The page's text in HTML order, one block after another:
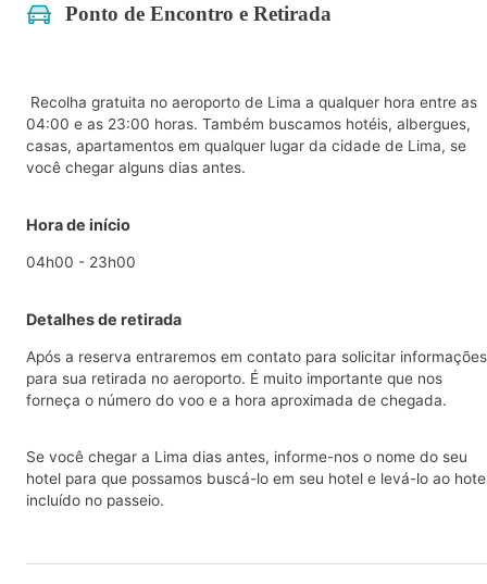
Ponto de Encontro e Retirada
Recolha gratuita no aeroporto de Lima a qualquer hora entre as
04:00 e as 23:00 horas. Também buscamos hotéis, albergues,
casas, apartamentos em qualquer lugar da cidade de Lima, se
você chegar alguns dias antes.
Hora de início
04h00 - 23h00
Detalhes de retirada
Após a reserva entraremos em contato para solicitar informações
para sua retirada no aeroporto. É muito importante que nos
forneça o número do voo e a hora aproximada de chegada.
Se você chegar a Lima dias antes, informe-nos o nome do seu
hotel para que possamos buscá-lo em seu hotel e levá-lo ao
incluído no passeio.